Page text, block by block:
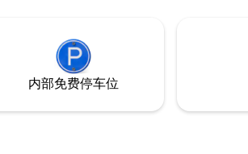
内部免费停车位